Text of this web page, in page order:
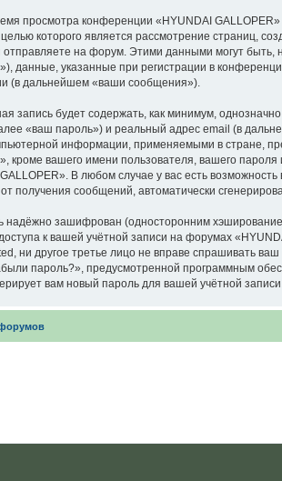
просмотра конференции «HYUNDAI
которого является рассмотрение страниц,
отправляете на форум. Этими данными могут
данные, указанные при регистрации в
(в дальнейшем «ваши сообщения»).
запись будет содержать, как минимум,
«ваш пароль») и реальный адрес email (в
информации, применяемыми в стране,
кроме вашего имени пользователя, вашего
В любом случае у вас есть
от получения сообщений, автоматически
надёжно зашифрован (односторонним
к вашей учётной записи на форумах
ни другое третье лицо не вправе спрашивать
пароль?», предусмотренной программным
вам новый пароль для вашей учётной